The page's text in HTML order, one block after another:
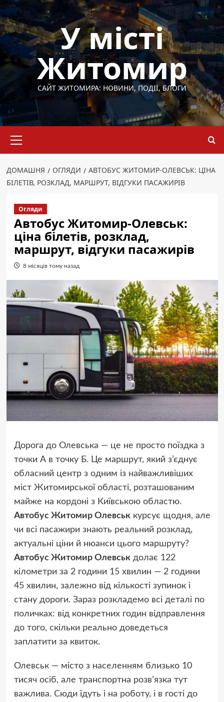
Перейти
до
вмісту
У місті
Житомир
САЙТ ЖИТОМИРА: НОВИНИ, ПОДІЇ, БЛОГИ
меню
ДОМАШНЯ ОГЛЯДИ
АВТОБУС ЖИТОМИР-ОЛЕВСЬК: ЦІНА
БІЛЕТІВ, РОЗКЛАД, МАРШРУТ, ВІДГУКИ ПАСАЖИРІВ
Огляди
Автобус Житомир-Олевськ:
ціна білетів, розклад,
маршрут, відгуки пасажирів
8 місяців тому назад
Дорога до Олевська — це не просто поїздка з
точки А в точку Б. Це маршрут, який з’єднує
обласний центр з одним із найважливіших
міст Житомирської області, розташованим
майже на кордоні з Київською областю.
Автобус Житомир Олевськкурсує щодня, але
чи всі пасажири знають реальний розклад,
актуальні ціни й нюанси цього маршруту?
Автобус Житомир Олевськдолає 122
кілометри за 2 години 15 хвилин — 2 години
45 хвилин, залежно від кількості зупинок і
стану дороги. Зараз розкладемо всі деталі по
поличках: від конкретних годин відправлення
до того, скільки реально доведеться
заплатити за квиток.
Олевськ — місто з населенням близько 10
тисяч осіб, але транспортна розв’язка тут
важлива. Сюди їдуть і на роботу, і в гості до